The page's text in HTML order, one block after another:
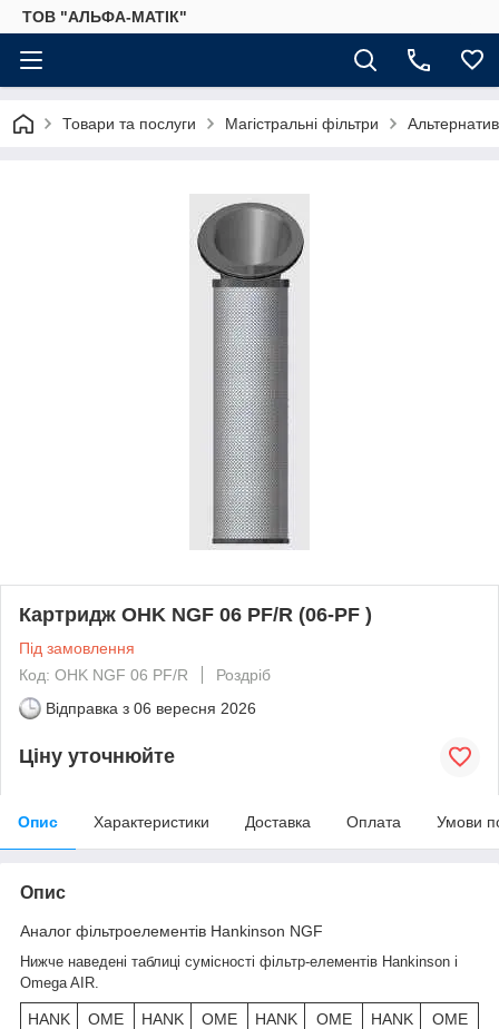
ТОВ "АЛЬФА-МАТІК"
Товари та послуги Магістральні фільтри
Картридж OHK NGF 06 PF/R (06-PF )
Під замовлення
Код: OHK NGF 06 PF/R
Роздріб
Відправка з 06 вересня 2026
Ціну уточнюйте
Опис Характеристики Доставка Оплата Умови
Опис
Аналог фільтроелементів Hankinson NGF
Нижче наведені таблиці сумісності фільтр-елементів Hankinson і
Omega AIR.
HANK
OME
HANK
OME
HANK
OME
HANK
OME